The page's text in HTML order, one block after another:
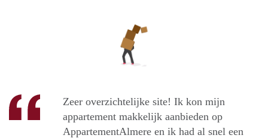
Zeer overzichtelijke site! Ik kon mijn
appartement makkelijk aanbieden op
AppartementAlmere en ik had al snel een